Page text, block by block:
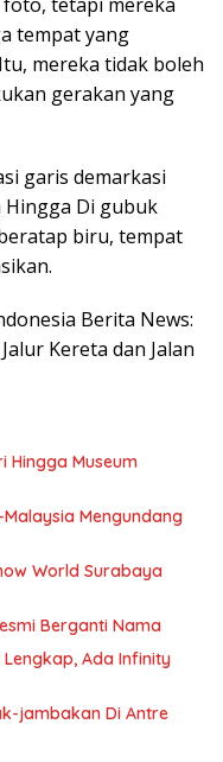
tempat yang
mereka tidak boleh
gerakan yang
garis demarkasi
Hingga Di gubuk
biru, tempat
Berita News:
Kereta dan Jalan
Hingga Museum
Mengundang
World Surabaya
Berganti Nama
Ada Infinity
jambakan Di Antre